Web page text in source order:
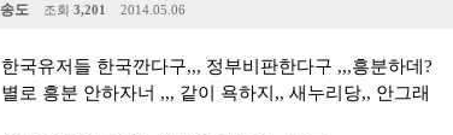
송도 조회 3,201 2014.05.06
한국유저들 한국깐다구,,, 정부비판한다구 ,,,흥분하데?
별로 흥분 안하자너 ,,, 같이 욕하지,, 새누리당,, 안그래